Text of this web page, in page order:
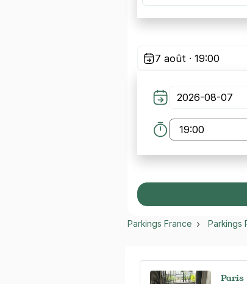
7 août · 19:00
Parkings France Parkings
Paris